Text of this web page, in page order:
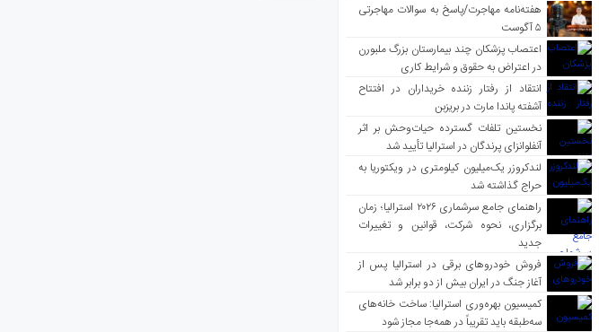
هفته‌نامه مهاجرت/پاسخ به سوالات مهاجرتی
۵ آگوست
اعتصاب پزشکان چند بیمارستان بزرگ ملبورن
در اعتراض به حقوق و شرایط کاری
انتقاد از رفتار زننده خریداران در افتتاح
آشفته پاندا مارت در بریزبن
نخستین تلفات گسترده حیات‌وحش بر اثر
آنفلوانزای پرندگان در استرالیا تأیید شد
لندکروزر یک‌میلیون کیلومتری در ویکتوریا به
حراج گذاشته شد
راهنمای جامع سرشماری ۲۰۲۶ استرالیا؛ زمان
برگزاری، نحوه شرکت، قوانین و تغییرات
جدید
فروش خودروهای برقی در استرالیا پس از
آغاز جنگ در ایران بیش از دو برابر شد
کمیسیون بهره‌وری استرالیا: ساخت خانه‌های
سه‌طبقه باید تقریباً در همه‌جا مجاز شود